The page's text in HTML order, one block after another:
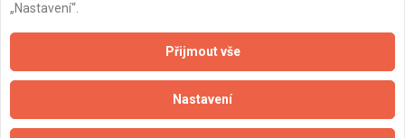
„Nastavení“.
Přijmout vše
Nastavení